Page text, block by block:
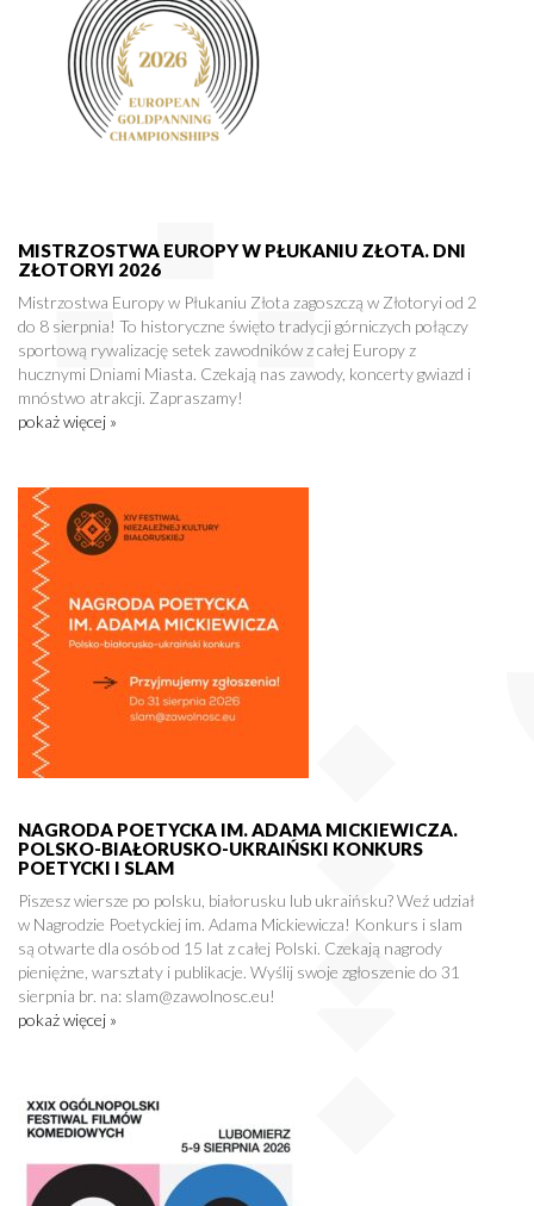
MISTRZOSTWA EUROPY W PŁUKANIU ZŁOTA. DNI
ZŁOTORYI 2026
Mistrzostwa Europy w Płukaniu Złota zagoszczą w Złotoryi od 2
do 8 sierpnia! To historyczne święto tradycji górniczych połączy
sportową rywalizację setek zawodników z całej Europy z
hucznymi Dniami Miasta. Czekają nas zawody, koncerty gwiazd i
mnóstwo atrakcji. Zapraszamy!
pokaż więcej »
NAGRODA POETYCKA IM. ADAMA MICKIEWICZA.
POLSKO-BIAŁORUSKO-UKRAIŃSKI KONKURS
POETYCKI I SLAM
Piszesz wiersze po polsku, białorusku lub ukraińsku? Weź udział
w Nagrodzie Poetyckiej im. Adama Mickiewicza! Konkurs i slam
są otwarte dla osób od 15 lat z całej Polski. Czekają nagrody
pieniężne, warsztaty i publikacje. Wyślij swoje zgłoszenie do 31
sierpnia br. na: slam@zawolnosc.eu!
pokaż więcej »